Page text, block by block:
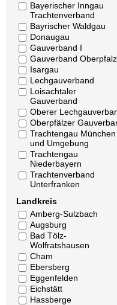
Bayerischer Inngau
Trachtenverband
Bayrischer Waldgau
Donaugau
Gauverband I
Gauverband Oberpfalz
Isargau
Lechgauverband
Loisachtaler
Gauverband
Oberer
Oberpfälzer
Trachtengau München
und Umgebung
Trachtengau
Niederbayern
Trachtenverband
Unterfranken
Landkreis
Amberg-Sulzbach
Augsburg
Bad Tölz-
Wolfratshausen
Cham
Ebersberg
Eggenfelden
Eichstätt
Hassberge